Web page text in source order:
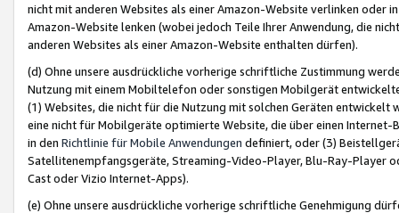
nicht mit anderen Websites als einer Amazon-Website verlinken oder
Amazon-Website lenken (wobei jedoch Teile Ihrer Anwendung, die
anderen Websites als einer Amazon-Website enthalten dürfen).
(d) Ohne unsere ausdrückliche vorherige schriftliche Zustimmung
Nutzung mit einem Mobiltelefon oder sonstigen Mobilgerät
(1) Websites, die nicht für die Nutzung mit solchen Geräten
eine nicht für Mobilgeräte optimierte Website, die über einen
in den Richtlinie für Mobile Anwendungen definiert, oder (3)
Satellitenempfangsgeräte, Streaming-Video-Player, Blu-Ray-Player
Cast oder Vizio Internet-Apps).
(e) Ohne unsere ausdrückliche vorherige schriftliche Genehmigung